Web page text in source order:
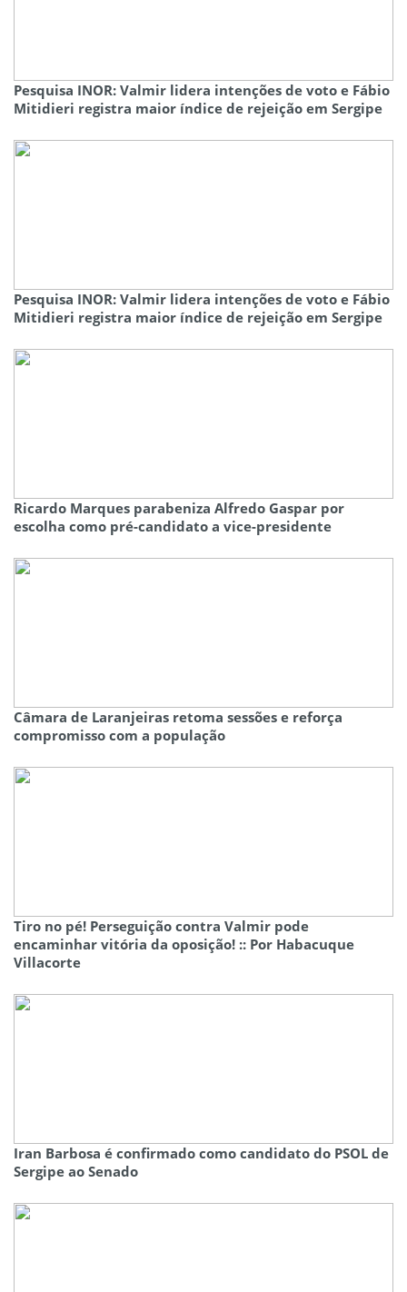
Pesquisa INOR: Valmir lidera intenções de voto e Fábio
Mitidieri registra maior índice de rejeição em Sergipe
Pesquisa INOR: Valmir lidera intenções de voto e Fábio
Mitidieri registra maior índice de rejeição em Sergipe
Ricardo Marques parabeniza Alfredo Gaspar por
escolha como pré-candidato a vice-presidente
Câmara de Laranjeiras retoma sessões e reforça
compromisso com a população
Tiro no pé! Perseguição contra Valmir pode
encaminhar vitória da oposição! :: Por Habacuque
Villacorte
Iran Barbosa é confirmado como candidato do PSOL de
Sergipe ao Senado